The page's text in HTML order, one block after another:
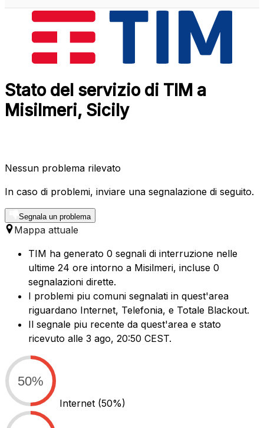
Stato del servizio di TIM a
Misilmeri, Sicily
Nessun problema rilevato
In caso di problemi, inviare una segnalazione di seguito.
Segnala un problema
Mappa attuale
TIM ha generato 0 segnali di interruzione nelle
ultime 24 ore intorno a Misilmeri, incluse 0
segnalazioni dirette.
I problemi piu comuni segnalati in quest'area
riguardano Internet, Telefonia, e Totale Blackout.
Il segnale piu recente da quest'area e stato
ricevuto alle 3 ago, 20:50 CEST.
50%
Internet (50%)